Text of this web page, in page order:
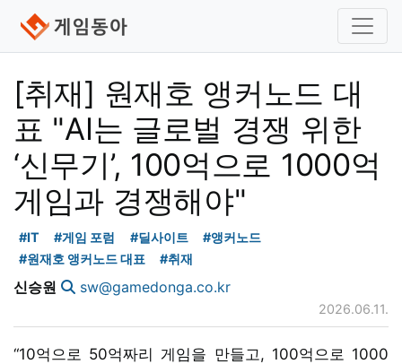
[취재] 원재호 앵커노드 대
표 "AI는 글로벌 경쟁 위한
‘신무기’, 100억으로 1000억
게임과 경쟁해야"
#IT #게임 포럼 #딜사이트
#앵커노드
#원재호 앵커노드 대표
#취재
신승원 sw@gamedonga.co.kr
2026.06.11.
“10억으로 50억짜리 게임을 만들고, 100억으로 1000